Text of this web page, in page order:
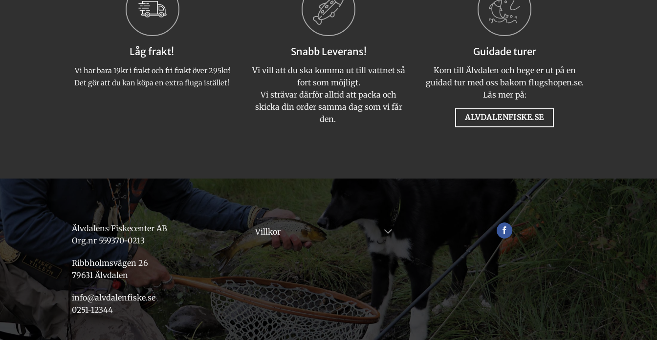
produktsidan
De
olika
alternativen
väljas
produktsidan
Låg frakt!
Vi har bara 19kr i frakt och fri frakt över 295kr!
Det gör att du kan köpa en extra fluga istället!
Snabb Leverans!
Vi vill att du ska komma ut till vattnet så
fort som möjligt.
Vi strävar därför alltid att packa och
skicka din order samma dag som vi får
den.
Guidade turer
Kom till Älvdalen och bege er ut på en
guidad tur med oss bakom flugshopen.se.
Läs mer på:
ALVDALENFISKE.SE
Älvdalens Fiskecenter AB
Org.nr 559370-0213
Ribbholmsvägen 26
79631 Älvdalen
info@alvdalenfiske.se
0251-12344
Villkor